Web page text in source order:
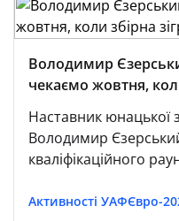
Володимир
чекаємо жовтня,
Наставник юнацької
Володимир
кваліфікаційного
Активності УАФЄвро-